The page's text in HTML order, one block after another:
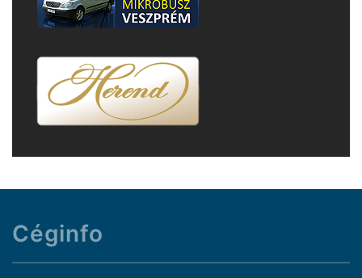
Céginfo